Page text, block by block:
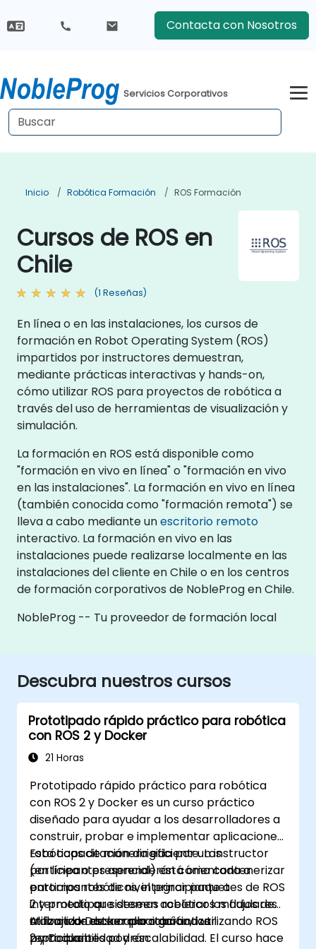
Contacta con Nosotros
Servicios Corporativos
Inicio Robótica Formación ROS Formación
Cursos de ROS en
Chile
(1 Reseñas)
En línea o en las instalaciones, los cursos de
formación en Robot Operating System (ROS)
impartidos por instructores demuestran,
mediante prácticas interactivas y hands-on,
cómo utilizar ROS para proyectos de robótica a
través del uso de herramientas de visualización y
simulación.
La formación en ROS está disponible como
"formación en vivo en línea" o "formación en vivo
en las instalaciones". La formación en vivo en línea
(también conocida como "formación remota") se
lleva a cabo mediante unescritorio remoto
interactivo. La formación en vivo en las
instalaciones puede realizarse localmente en las
instalaciones del cliente en Chile o en los centros
de formación corporativos de NobleProg en Chile.
NobleProg -- Tu proveedor de formación local
Descubra nuestros cursos
Prototipado rápido práctico para robótica
con ROS 2 y Docker
21 Horas
Prototipado rápido práctico para robótica
con ROS 2 y Docker es un curso práctico
diseñado para ayudar a los desarrolladores a
construir, probar e implementar aplicaciones
robóticas de manera eficiente. Los
participantes aprenderán cómo contenerizar
entornos robóticos, integrar paquetes de ROS
2 y prototipar sistemas robóticos modulares
utilizando Docker para garantizar
reproducibilidad y escalabilidad. El curso hace
Esta capacitación dirigida por un instructor
(en línea o presencial) está orientada a
participantes de nivel principiante a
intermedio que deseen acelerar los flujos de
trabajo de desarrollo robótico utilizando ROS
2 y Docker.
Al finalizar esta capacitación, los
participantes podrán: